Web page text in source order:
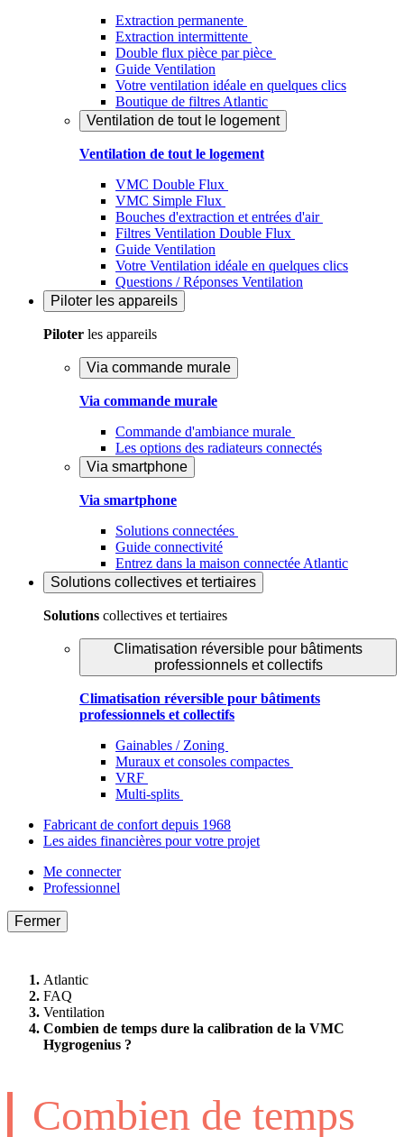
Extraction permanente
Extraction intermittente
Double flux pièce par pièce
Guide Ventilation
Votre ventilation idéale en quelques clics
Boutique de filtres Atlantic
Ventilation de tout le logement
Ventilation de tout le logement
VMC Double Flux
VMC Simple Flux
Bouches d'extraction et entrées d'air
Filtres Ventilation Double Flux
Guide Ventilation
Votre Ventilation idéale en quelques clics
Questions / Réponses Ventilation
Piloter les appareils
Piloter les appareils
Via commande murale
Via commande murale
Commande d'ambiance murale
Les options des radiateurs connectés
Via smartphone
Via smartphone
Solutions connectées
Guide connectivité
Entrez dans la maison connectée Atlantic
Solutions collectives et tertiaires
Solutions collectives et tertiaires
Climatisation réversible pour bâtiments
professionnels et collectifs
Climatisation réversible pour bâtiments
professionnels et collectifs
Gainables / Zoning
Muraux et consoles compactes
VRF
Multi-splits
Fabricant de confort depuis 1968
Les aides financières pour votre projet
Me connecter
Professionnel
Fermer
Atlantic
FAQ
Ventilation
Combien de temps dure la calibration de la VMC
Hygrogenius ?
Combien de temps